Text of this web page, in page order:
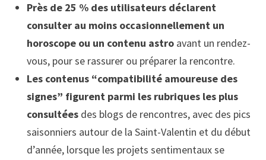
Près de 25 % des utilisateurs déclarent
consulter au moins occasionnellement un
horoscope ou un contenu astroavant un rendez-
vous, pour se rassurer ou préparer la rencontre.
Les contenus “compatibilité amoureuse des
signes” figurent parmi les rubriques les plus
consultéesdes blogs de rencontres, avec des pics
saisonniers autour de la Saint-Valentin et du début
d’année, lorsque les projets sentimentaux se